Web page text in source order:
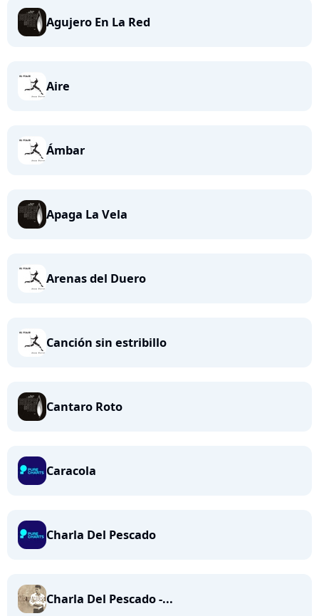
Agujero En La Red
Aire
Ámbar
Apaga La Vela
Arenas del Duero
Canción sin estribillo
Cantaro Roto
Caracola
Charla Del Pescado
Charla Del Pescado -...